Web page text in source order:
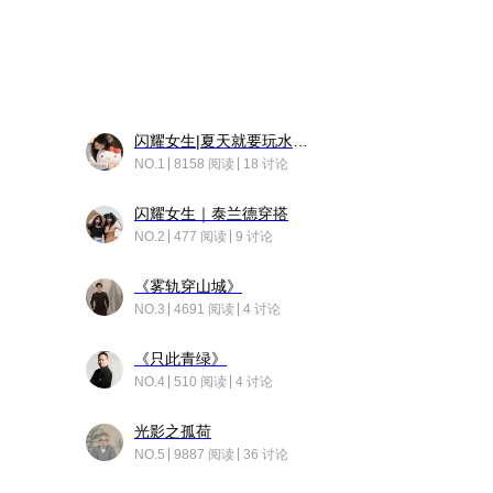
NO.1 8158 阅读 18 讨论
闪耀女生｜泰兰德穿搭
NO.2 477 阅读 9 讨论
《雾轨穿山城》
NO.3 4691 阅读 4 讨论
《只此青绿》
NO.4 510 阅读 4 讨论
光影之孤荷
NO.5 9887 阅读 36 讨论